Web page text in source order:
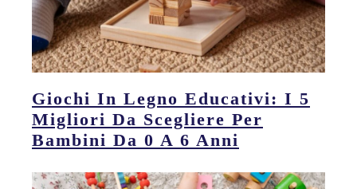
Giochi In Legno Educativi: I 5
Migliori Da Scegliere Per
Bambini Da 0 A 6 Anni